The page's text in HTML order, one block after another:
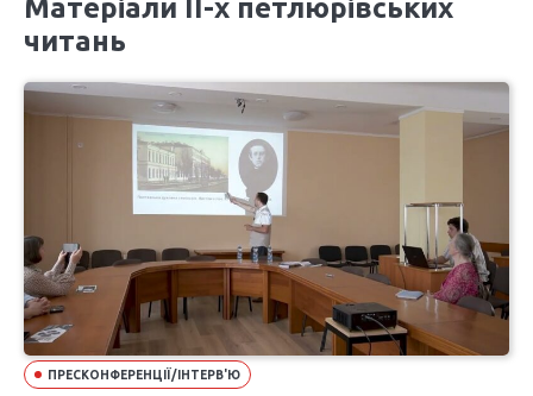
Матеріали ІІ-х петлюрівських
читань
ПРЕСКОНФЕРЕНЦІЇ/ІНТЕРВ'Ю